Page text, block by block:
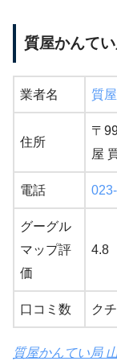
質屋かんて
業者名 質
住所
〒
屋
電話
グーグル
マップ評
価
4.8
口コミ数 ク
質屋かんてい局